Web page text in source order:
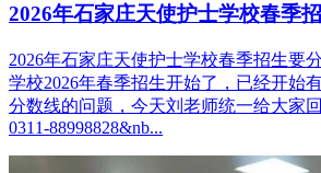
2026年石家庄天使护士学校春季
2026年石家庄天使护士学校春季招生要
学校2026年春季招生开始了，已经开始
分数线的问题，今天刘老师统一给大家
0311-88998828&nb...